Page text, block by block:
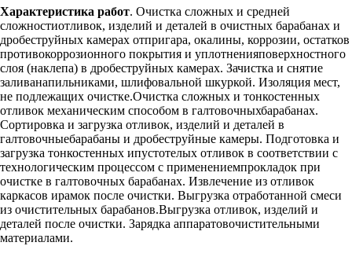
Характеристика работ. Очистка сложных и средней
сложностиотливок, изделий и деталей в очистных барабанах и
дробеструйных камерах отпригара, окалины, коррозии, остатков
противокоррозионного покрытия и уплотненияповерхностного
слоя (наклепа) в дробеструйных камерах. Зачистка и снятие
заливанапильниками, шлифовальной шкуркой. Изоляция мест,
не подлежащих очистке.Очистка сложных и тонкостенных
отливок механическим способом в галтовочныхбарабанах.
Сортировка и загрузка отливок, изделий и деталей в
галтовочныебарабаны и дробеструйные камеры. Подготовка и
загрузка тонкостенных ипустотелых отливок в соответствии с
технологическим процессом с применениемпрокладок при
очистке в галтовочных барабанах. Извлечение из отливок
каркасов ирамок после очистки. Выгрузка отработанной смеси
из очистительных барабанов.Выгрузка отливок, изделий и
деталей после очистки. Зарядка аппаратовочистительными
материалами.